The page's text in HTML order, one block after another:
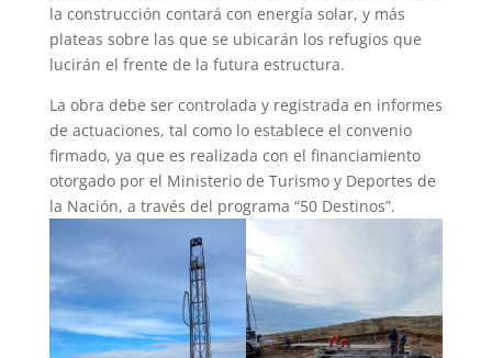
la construcción contará con energía solar, y más
plateas sobre las que se ubicarán los refugios que
lucirán el frente de la futura estructura.
La obra debe ser controlada y registrada en informes
de actuaciones, tal como lo establece el convenio
firmado, ya que es realizada con el financiamiento
otorgado por el Ministerio de Turismo y Deportes de
la Nación, a través del programa “50 Destinos”.